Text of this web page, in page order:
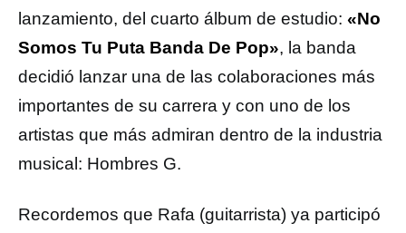
lanzamiento, del cuarto álbum de estudio: «No
Somos Tu Puta Banda De Pop», la banda
decidió lanzar una de las colaboraciones más
importantes de su carrera y con uno de los
artistas que más admiran dentro de la industria
musical: Hombres G.
Recordemos que Rafa (guitarrista) ya participó